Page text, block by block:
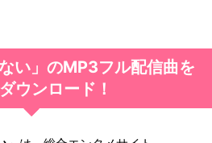
い」のMP3フル配信曲を
ウンロード！